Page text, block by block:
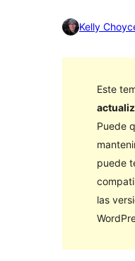
Kelly
Este
Puede
puede
las